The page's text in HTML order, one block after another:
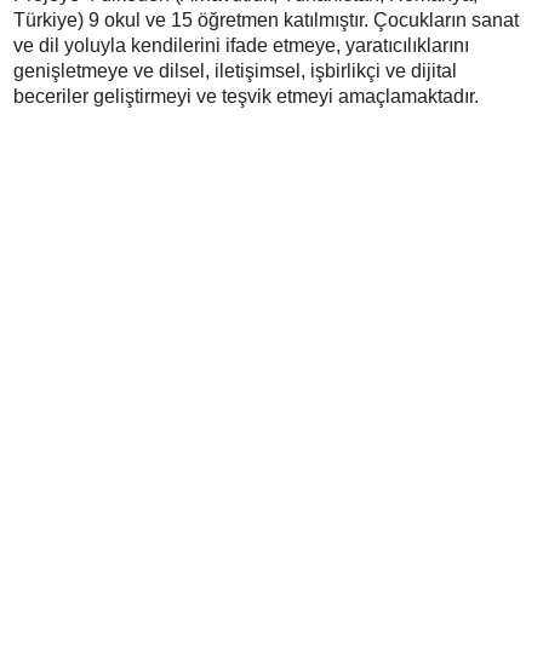
Türkiye) 9 okul ve 15 öğretmen katılmıştır. Çocukların sanat
ve dil yoluyla kendilerini ifade etmeye, yaratıcılıklarını
genişletmeye ve dilsel, iletişimsel, işbirlikçi ve dijital
beceriler geliştirmeyi ve teşvik etmeyi amaçlamaktadır.